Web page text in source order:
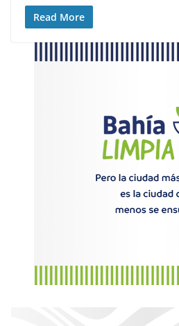
Read More